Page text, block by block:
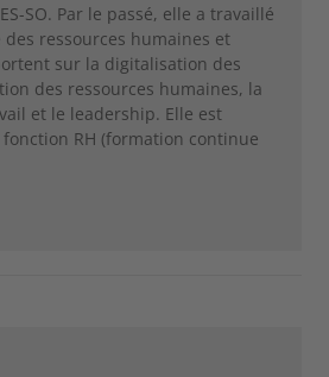
SO. Par le passé, elle a travaillé
ressources humaines et
sur la digitalisation des
des ressources humaines, la
et le leadership. Elle est
RH (formation continue